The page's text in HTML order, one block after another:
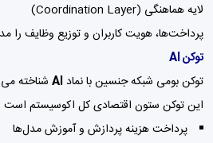
لایه هماهنگی (Coordination Layer)
پرداخت‌ها، هویت کاربران و توزیع وظایف را
توکن AI
توکن بومی شبکه جنسین با نمادAI شناخته
این توکن ستون اقتصادی کل اکوسیستم است
پرداخت هزینه پردازش و آموزش مدل‌ها